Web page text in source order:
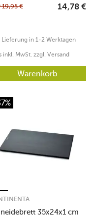
Lieferung in 1-2 Werktagen
19,95 € 14,78 €
inkl. MwSt. zzgl. Versand
Warenkorb
35x24x1 cm